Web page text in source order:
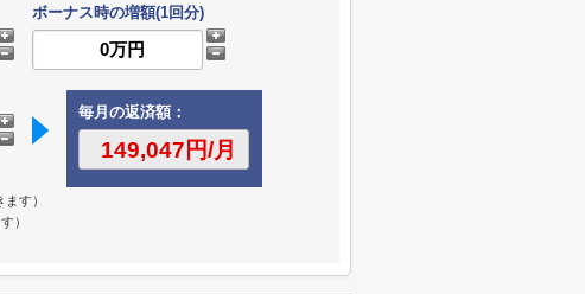
ボーナス時の増額(1回分)
毎月の返済額：
す）
）